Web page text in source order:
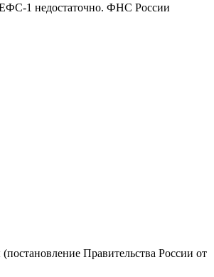
ЕФС-1 недостаточно. ФНС России
Правительства России от